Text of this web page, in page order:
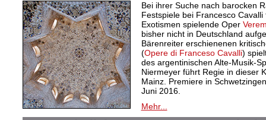
Bei ihrer Suche nach barocken
Festspiele bei Francesco
Exotismen spielende Oper
bisher nicht in Deutschland
Bärenreiter erschienenen
(Opere di Franceso Cavalli)
des argentinischen Alte-Musik-
Niermeyer führt Regie in dieser
Mainz. Premiere in
Juni 2016.
Mehr...